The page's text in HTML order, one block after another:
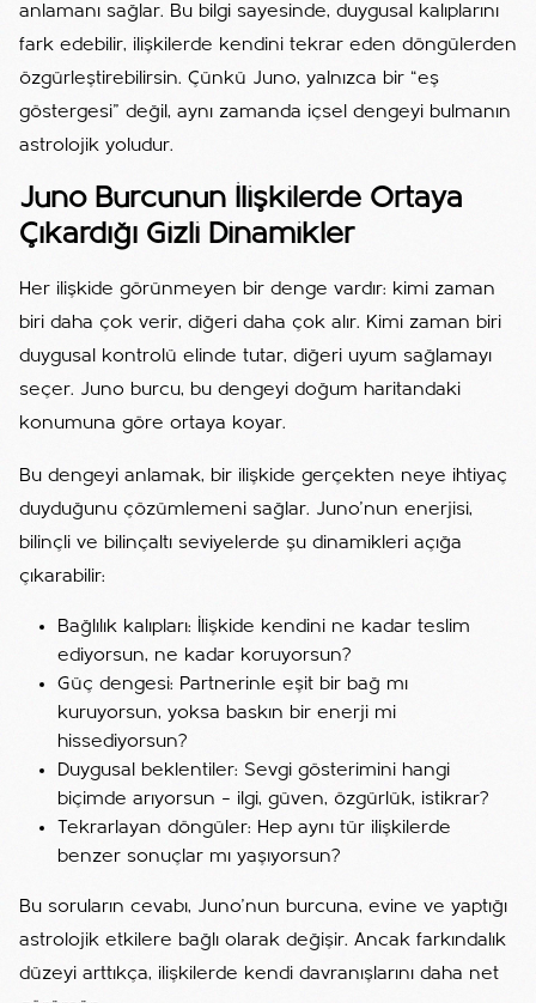
anlamanı sağlar. Bu bilgi sayesinde, duygusal kalıplarını
fark edebilir, ilişkilerde kendini tekrar eden döngülerden
özgürleştirebilirsin. Çünkü Juno, yalnızca bir “eş
göstergesi” değil, aynı zamanda içsel dengeyi bulmanın
astrolojik yoludur.
Juno Burcunun İlişkilerde Ortaya
Çıkardığı Gizli Dinamikler
Her ilişkide görünmeyen bir denge vardır: kimi zaman
biri daha çok verir, diğeri daha çok alır. Kimi zaman biri
duygusal kontrolü elinde tutar, diğeri uyum sağlamayı
seçer. Juno burcu, bu dengeyi doğum haritandaki
konumuna göre ortaya koyar.
Bu dengeyi anlamak, bir ilişkide gerçekten neye ihtiyaç
duyduğunu çözümlemeni sağlar. Juno’nun enerjisi,
bilinçli ve bilinçaltı seviyelerde şu dinamikleri açığa
çıkarabilir:
Bağlılık kalıpları: İlişkide kendini ne kadar teslim
ediyorsun, ne kadar koruyorsun?
Güç dengesi: Partnerinle eşit bir bağ mı
kuruyorsun, yoksa baskın bir enerji mi
hissediyorsun?
Duygusal beklentiler: Sevgi gösterimini hangi
biçimde arıyorsun – ilgi, güven, özgürlük, istikrar?
Tekrarlayan döngüler: Hep aynı tür ilişkilerde
benzer sonuçlar mı yaşıyorsun?
Bu soruların cevabı, Juno’nun burcuna, evine ve yaptığı
astrolojik etkilere bağlı olarak değişir. Ancak farkındalık
düzeyi arttıkça, ilişkilerde kendi davranışlarını daha net